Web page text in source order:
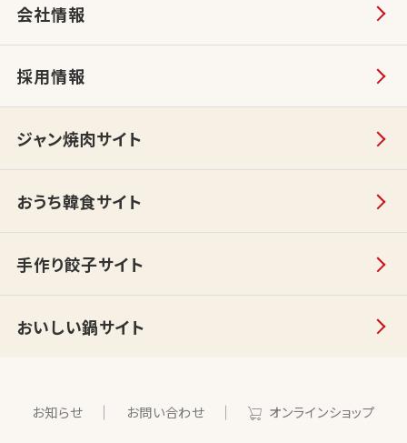
会社情報
採用情報
ジャン焼肉サイト
おうち韓食サイト
手作り餃子サイト
おいしい鍋サイト
お知らせ お問い合わせ オンラインショップ